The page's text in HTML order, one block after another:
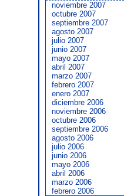
noviembre 2007
octubre 2007
septiembre 2007
agosto 2007
julio 2007
junio 2007
mayo 2007
abril 2007
marzo 2007
febrero 2007
enero 2007
diciembre 2006
noviembre 2006
octubre 2006
septiembre 2006
agosto 2006
julio 2006
junio 2006
mayo 2006
abril 2006
marzo 2006
febrero 2006